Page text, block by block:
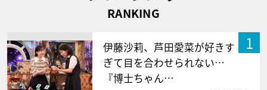
RANKING
1
伊藤沙莉、芦田愛菜が好きす
ぎて目を合わせられない…
『博士ちゃん…